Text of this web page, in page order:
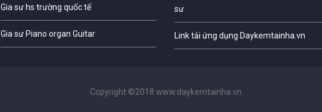
Gia sư hs trường quốc tế
Gia sư Piano organ Guitar
sư
Link tải ứng dụng Daykemtainha.vn
Copyright ©2018 www.daykemtainha.vn